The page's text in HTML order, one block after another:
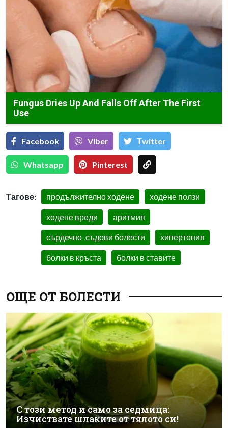
Fungus Dries Up And Falls Off After The First
Use
Facebook Viber Тwitter
Whatsapp Pinterest
Тагове: продължително ходене ходене ползи
ходене вреди аритмия
сърдечно-.съдови болести хипертония
болки в кръста болки в ставите
ОЩЕ ОТ БОЛЕСТИ
С този метод и само за седмица:
Изчиствате шлаките от тялото си!